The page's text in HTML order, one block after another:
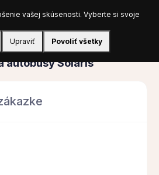
Prihlásiť sa
autobusy Solaris
vašej skúsenosti. Vyberte si svoje
Upraviť Povoliť všetky